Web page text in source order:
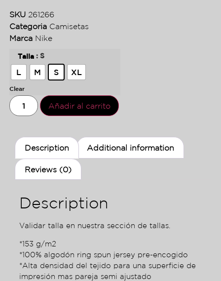
SKU 261266
Categoria Camisetas
Marca Nike
Talla : S
L M S XL
Clear
Añadir al carrito
Description Additional information
Reviews (0)
Description
Validar talla en nuestra sección de tallas.
*153 g/m2
*100% algodón ring spun jersey pre-encogido
*Alta densidad del tejido para una superficie de
impresión mas pareja semi ajustado